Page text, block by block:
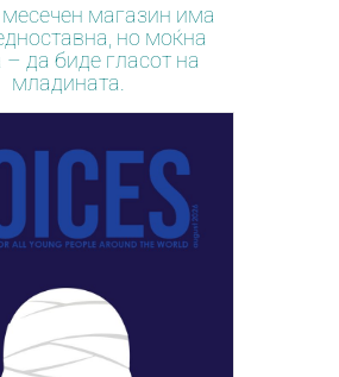
магазин има
но моќна
– да биде гласот на
младината.